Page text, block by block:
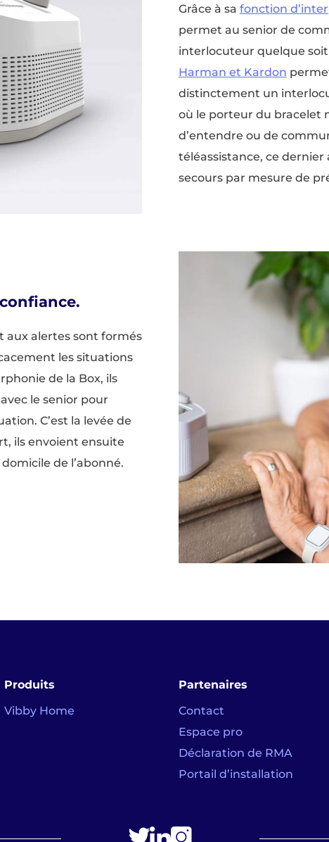
Grâce à sa fonction
permet au senior de
interlocuteur quelque soit
Harman et Kardon
distinctement un
où le porteur du bracelet
d’entendre ou de
téléassistance, ce
secours par mesure de
aux alertes sont formés
les situations
de la Box, ils
le senior pour
C’est la levée de
ils envoient ensuite
de l’abonné.
Produits
Vibby Home
Partenaires
Contact
Espace pro
Déclaration de RMA
Portail d’installation